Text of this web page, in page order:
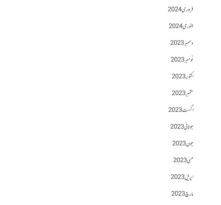
فروری 2024
جنوری 2024
دسمبر 2023
نومبر 2023
اکتوبر 2023
ستمبر 2023
اگست 2023
جولائی 2023
جون 2023
مئی 2023
اپریل 2023
مارچ 2023